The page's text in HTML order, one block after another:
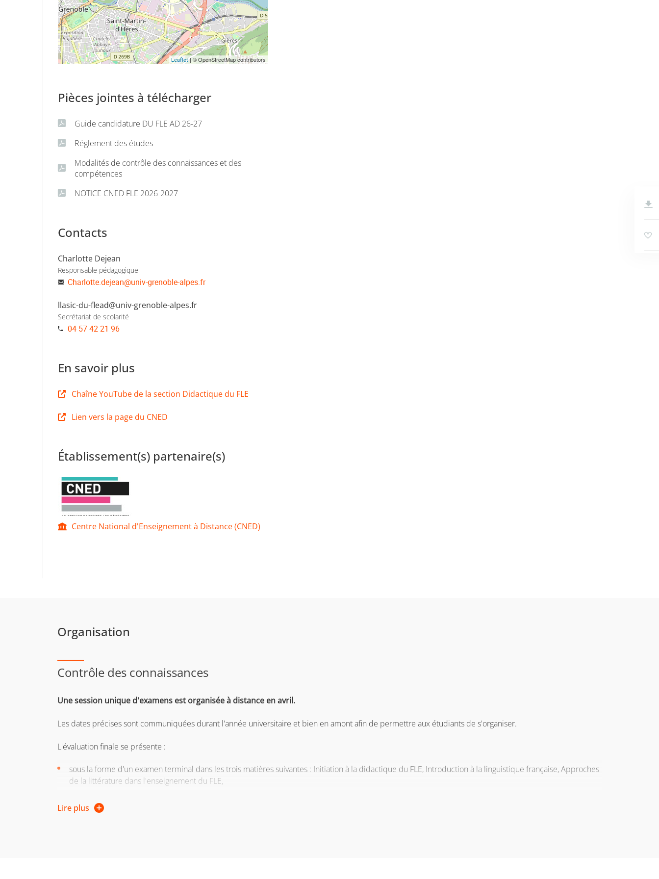
Leaflet| © OpenStreetMap contributors
Pièces jointes à télécharger
Guide candidature DU FLE AD 26-27
Réglement des études
Modalités de contrôle des connaissances et des
compétences
NOTICE CNED FLE 2026-2027
Contacts
Charlotte Dejean
Responsable pédagogique
Charlotte.dejean@univ-grenoble-alpes.fr
llasic-du-flead@univ-grenoble-alpes.fr
Secrétariat de scolarité
04 57 42 21 96
En savoir plus
Chaîne YouTube de la section Didactique du FLE
Lien vers la page du CNED
Établissement(s) partenaire(s)
Centre National d'Enseignement à Distance (CNED)
Organisation
Contrôle des connaissances
Une session unique d'examens est organisée à distance en avril.
Les dates précises sont communiquées durant l'année universitaire et bien en amont afin de permettre aux étudiants de s'organiser.
L'évaluation finale se présente :
sous la forme d'un examen terminal dans les trois matières suivantes : Initiation à la didactique du FLE, Introduction à la linguistique française, Approches
de la littérature dans l'enseignement du FLE,
sous la forme d’un dossier à rendre pour la matière Expérience d'apprentissage d'une langue nouvelle : un rapport d’apprentissage d’une quinzaine de
pages rendant compte de cette expérience.
Lire plus